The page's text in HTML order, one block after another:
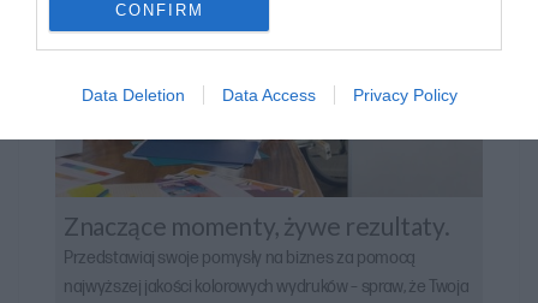
CONFIRM
Data Deletion Data Access Privacy Policy
Znaczące momenty, żywe rezultaty.
Przedstawiaj swoje pomysły na biznes za pomocą
najwyższej jakości kolorowych wydruków – spraw, że Twoja